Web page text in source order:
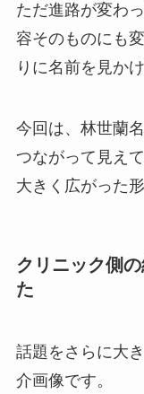
ただ進路が変わ
容そのものにも
りに名前を見か
今回は、林世蘭
つながって見え
大きく広がった形
クリニック側
た
話題をさらに大
介画像です。